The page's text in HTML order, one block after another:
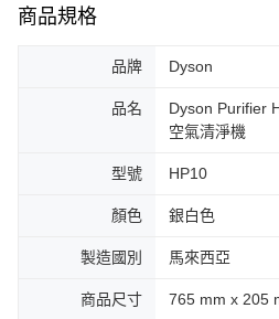
商品規格
品牌 Dyson
品名
Dyson Purifier
空氣清淨機
型號 HP10
顏色 銀白色
製造國別 馬來西亞
商品尺寸 765 mm x 205